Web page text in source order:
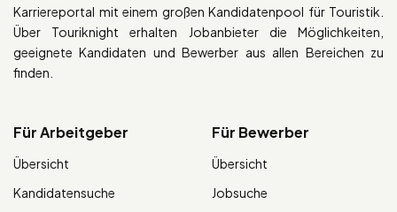
Karriereportal mit einem großen Kandidatenpool für Touristik.
Über Touriknight erhalten Jobanbieter die Möglichkeiten,
geeignete Kandidaten und Bewerber aus allen Bereichen zu
finden.
Für Arbeitgeber
Übersicht
Kandidatensuche
Für Bewerber
Übersicht
Jobsuche